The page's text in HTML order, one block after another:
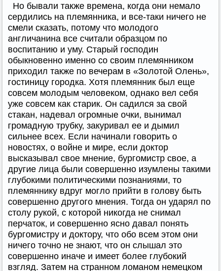
Но бывали также времена, когда они немало
сердились на племянника, и все-таки ничего не
смели сказать, потому что молодого
англичанина все считали образцом по
воспитанию и уму. Старый господин
обыкновенно именно со своим племянником
приходил также по вечерам в «Золотой Олень»,
гостиницу городка. Хотя племянник был еще
совсем молодым человеком, однако вел себя
уже совсем как старик. Он садился за свой
стакан, надевал огромные очки, вынимал
громадную трубку, закуривал ее и дымил
сильнее всех. Если начинали говорить о
новостях, о войне и мире, если доктор
высказывал свое мнение, бургомистр свое, а
другие лица были совершенно изумлены такими
глубокими политическими познаниями, то
племяннику вдруг могло прийти в голову быть
совершенно другого мнения. Тогда он ударял по
столу рукой, с которой никогда не снимал
перчаток, и совершенно ясно давал понять
бургомистру и доктору, что обо всем этом они
ничего точно не знают, что он слышал это
совершенно иначе и имеет более глубокий
взгляд. Затем на странном ломаном немецком